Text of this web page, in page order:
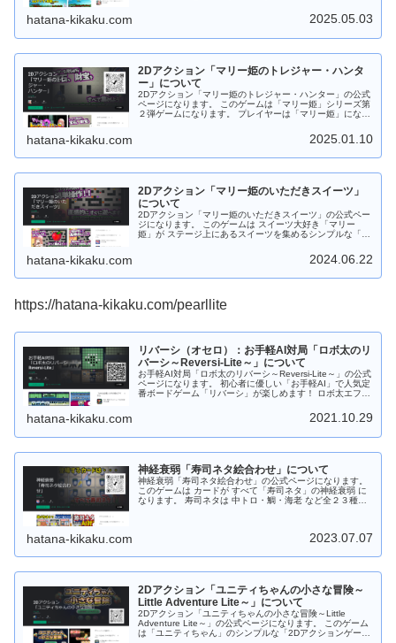
１種。「寿司ネタ」以外のタップはミスになります。 ミス
しないよう「寿司ネタ」のみをタップしてタップポイント
級。ステージ毎に様々なミッションがあります。 お寿司屋
ゲで出かけよう！！ Android版の場合は「Google Play ス
トア」からダウンロードしてから遊ぶことができます。
Web版の場合はダウンロードなしでＰＣのブラウザで遊ぶ
ことができます。 もちろんフリーソフトです。応援、よろ
しくお願いします。
hatana-kikaku.com 2025.05.03
2Dアクション「マリー姫のトレジャー・ハンタ
ー」について
2Dアクション「マリー姫のトレジャー・ハンター」の公式
ページになります。 このゲームは「マリー姫」シリーズ第
２弾ゲームになります。 プレイヤーは「マリー姫」になっ
する アクションゲームです。 ステージ上には モンスター
が出没してます。捕まらないよう「バナナ」や「爆弾」を
ードしてから遊べます。 もちろんフリーソフトです。応
hatana-kikaku.com 2025.01.10
2Dアクション「マリー姫のいただきスイーツ」
について
2Dアクション「マリー姫のいただきスイーツ」の公式ペー
ジになります。 このゲームは スイーツ大好き「マリー
姫」が ステージ上にあるスイーツを集めるシンプルな「２
出没してます。捕まらないよう逃げながら、スイーツをす
べて集めよう！ Android版は 「Google Play ストア」から
hatana-kikaku.com 2024.06.22
https://hatana-kikaku.com/pearllite
リバーシ（オセロ）：お手軽AI対局「ロボ太のリ
バーシ～Reversi-Lite～」について
お手軽AI対局「ロボ太のリバーシ～Reversi-Lite～」の公式
ページになります。 初心者に優しい「お手軽AI」で人気定
番ボードゲーム「リバーシ」が楽しめます！ ロボ太エフェ
はない要素あり！ あなたを飽きさせません！ 通勤・通学
中にサクッと短時間で遊べますので 是非是非、お試しくだ
ンシア）」が降臨します！ 今後も改良を加えて「ロボ太-
思っています。 Android版の場合は「Google Play スト
ア」からダウンロードしてから遊ぶことができます。 Web
版の場合はダウンロードなしでＰＣのブラウザで遊ぶこと
ができます。 もちろんフリーソフトです。応援、よろしく
hatana-kikaku.com 2021.10.29
神経衰弱「寿司ネタ絵合わせ」について
神経衰弱「寿司ネタ絵合わせ」の公式ページになります。
このゲームは カードが すべて「寿司ネタ」の神経衰弱 に
なります。 寿司ネタは 中トロ・鯛・海老 など全２３種。
ードは 「AIと記憶力勝負！」 難易度は 初級から上級。 ラ
す。 お寿司屋さんに出かける前にちょいプレイ！！ テン
ション・アゲアゲで出かけよう！！ Android版の場合は
「Google Play ストア」からダウンロードしてから遊ぶこ
とができます。 Web版の場合はダウンロードなしでＰＣの
ブラウザで遊ぶことができます。 もちろんフリーソフトで
す。応援、よろしくお願いします。
hatana-kikaku.com 2023.07.07
2Dアクション「ユニティちゃんの小さな冒険～
Little Adventure Lite～」について
2Dアクション「ユニティちゃんの小さな冒険～Little
Adventure Lite～」の公式ページになります。 このゲーム
は「ユニティちゃん」のシンプルな「2Dアクションゲー